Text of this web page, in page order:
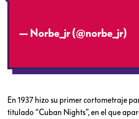
— Norbe_jr (@norbe_jr)
En 1937 hizo su primer cortometraje
titulado “Cuban Nights”, en el que